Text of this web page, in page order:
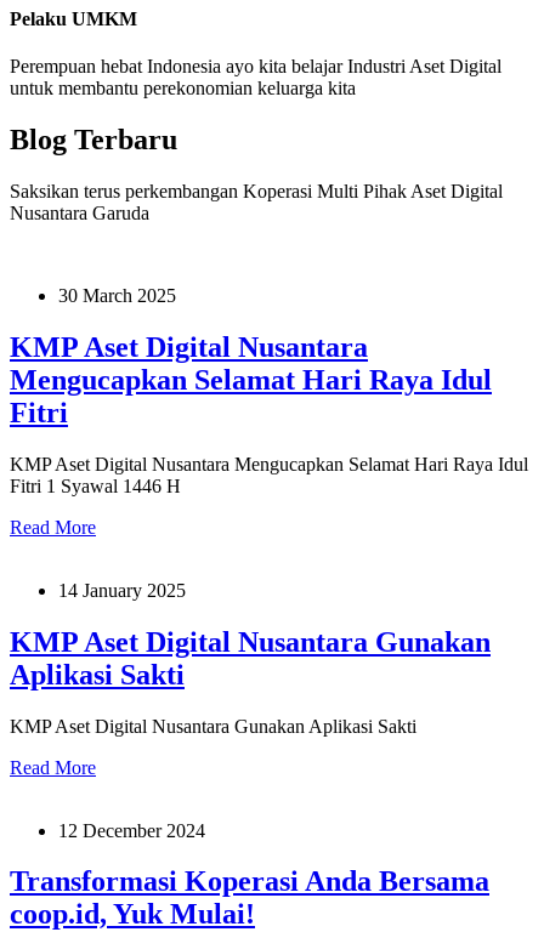
Pelaku UMKM
Perempuan hebat Indonesia ayo kita belajar Industri Aset Digital
untuk membantu perekonomian keluarga kita
Blog Terbaru
Saksikan terus perkembangan Koperasi Multi Pihak Aset Digital
Nusantara Garuda
30 March 2025
KMP Aset Digital Nusantara
Mengucapkan Selamat Hari Raya Idul
Fitri
KMP Aset Digital Nusantara Mengucapkan Selamat Hari Raya Idul
Fitri 1 Syawal 1446 H
Read More
14 January 2025
KMP Aset Digital Nusantara Gunakan
Aplikasi Sakti
KMP Aset Digital Nusantara Gunakan Aplikasi Sakti
Read More
12 December 2024
Transformasi Koperasi Anda Bersama
coop.id, Yuk Mulai!